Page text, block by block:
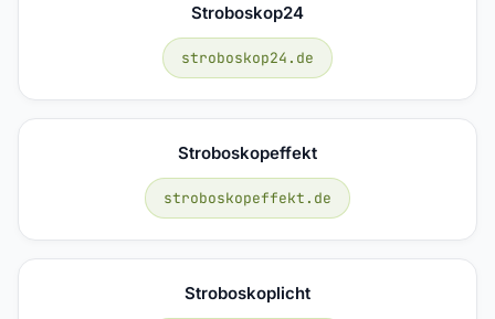
Stroboskop24
stroboskop24.de
Stroboskopeffekt
stroboskopeffekt.de
Stroboskoplicht